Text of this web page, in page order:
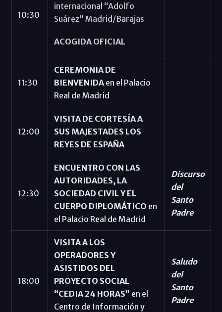
10:30
internacional “Adolfo
Suárez” Madrid/Barajas
ACOGIDA OFICIAL
11:30
CEREMONIA DE
BIENVENIDA en el Palacio
Real de Madrid
12:00
VISITA DE CORTESÍA A
SUS MAJESTADES LOS
REYES DE ESPAÑA
12:30
ENCUENTRO CON LAS
AUTORIDADES, LA
SOCIEDAD CIVIL Y EL
CUERPO DIPLOMÁTICO en
el Palacio Real de Madrid
Discurso
del
Santo
Padre
18:00
VISITA A LOS
OPERADORES Y
ASISTIDOS DEL
PROYECTO SOCIAL
“CEDIA 24 HORAS” en el
Centro de Información y
Saludo
del
Santo
Padre